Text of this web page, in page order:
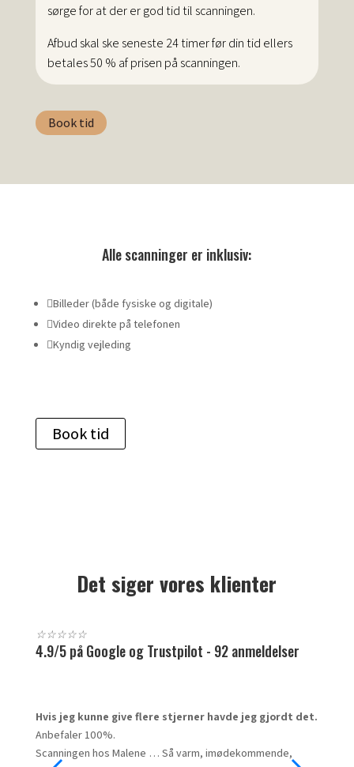
sørge for at der er god tid til scanningen.
Afbud skal ske seneste 24 timer før din tid ellers
betales 50 % af prisen på scanningen.
Book tid
Alle scanninger er inklusiv:
Billeder (både fysiske og digitale)
Video direkte på telefonen
Kyndig vejleding
Book tid
Det siger vores klienter
☆☆☆☆☆
4.9/5 på Google og Trustpilot - 92 anmeldelser
Hvis jeg kunne give flere stjerner havde jeg gjordt det.
Anbefaler 100%.
Scanningen hos Malene … Så varm, imødekommende,